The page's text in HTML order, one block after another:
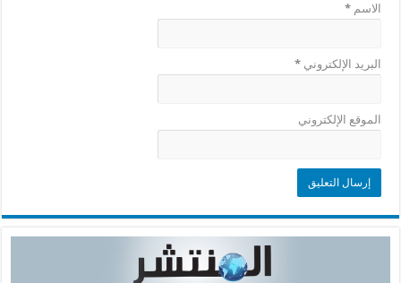
الاسم*
البريد الإلكتروني*
الموقع الإلكتروني